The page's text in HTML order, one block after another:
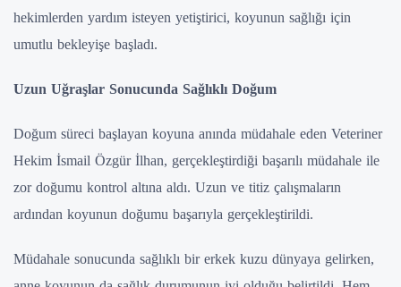
hekimlerden yardım isteyen yetiştirici, koyunun sağlığı için
umutlu bekleyişe başladı.
Uzun Uğraşlar Sonucunda Sağlıklı Doğum
Doğum süreci başlayan koyuna anında müdahale eden Veteriner
Hekim İsmail Özgür İlhan, gerçekleştirdiği başarılı müdahale ile
zor doğumu kontrol altına aldı. Uzun ve titiz çalışmaların
ardından koyunun doğumu başarıyla gerçekleştirildi.
Müdahale sonucunda sağlıklı bir erkek kuzu dünyaya gelirken,